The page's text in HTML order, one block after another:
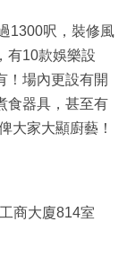
1300呎，裝修風
有10款娛樂設
！場內更設有開
食器具，甚至有
大家大顯廚藝！
商大廈814室